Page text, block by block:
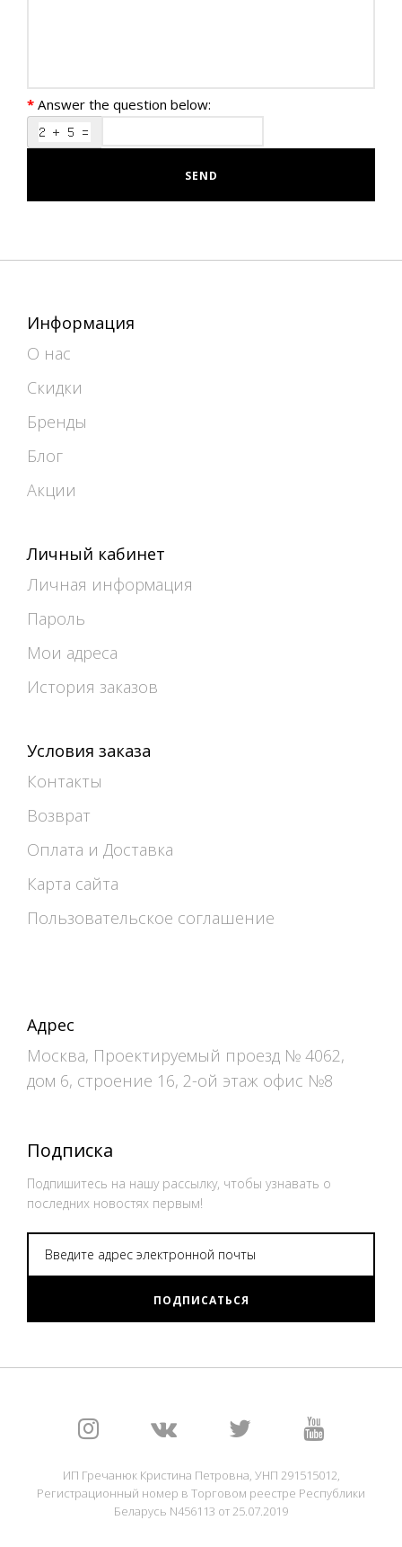
Answer the question below:
SEND
Информация
О нас
Скидки
Бренды
Блог
Акции
Личный кабинет
Личная информация
Пароль
Мои адреса
История заказов
Условия заказа
Контакты
Возврат
Оплата и Доставка
Карта сайта
Пользовательское соглашение
Адрес
Москва, Проектируемый проезд № 4062,
дом 6, строение 16, 2-ой этаж офис №8
Подписка
Подпишитесь на нашу рассылку, чтобы узнавать о
последних новостях первым!
ПОДПИСАТЬСЯ
ИП Гречанюк Кристина Петровна, УНП 291515012,
Регистрационный номер в Торговом реестре Республики
Беларусь N456113 от 25.07.2019